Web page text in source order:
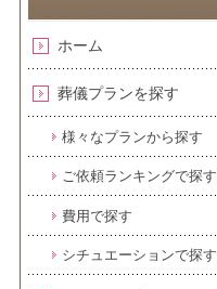
ホーム
葬儀プランを探す
様々なプランから探す
ご依頼ランキングで探す
費用で探す
シチュエーションで探す